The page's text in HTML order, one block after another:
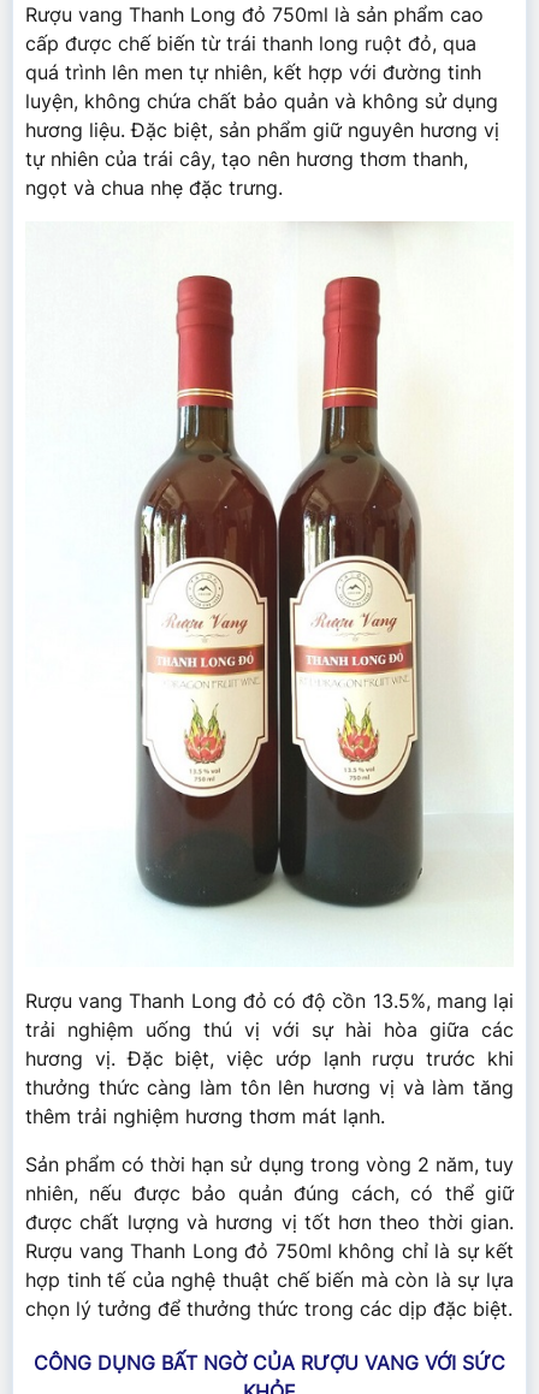
Rượu vang Thanh Long đỏ 750ml là sản phẩm cao
cấp được chế biến từ trái thanh long ruột đỏ, qua
quá trình lên men tự nhiên, kết hợp với đường tinh
luyện, không chứa chất bảo quản và không sử dụng
hương liệu. Đặc biệt, sản phẩm giữ nguyên hương vị
tự nhiên của trái cây, tạo nên hương thơm thanh,
ngọt và chua nhẹ đặc trưng.
Rượu vang Thanh Long đỏ có độ cồn 13.5%, mang lại
trải nghiệm uống thú vị với sự hài hòa giữa các
hương vị. Đặc biệt, việc ướp lạnh rượu trước khi
thưởng thức càng làm tôn lên hương vị và làm tăng
thêm trải nghiệm hương thơm mát lạnh.
Sản phẩm có thời hạn sử dụng trong vòng 2 năm, tuy
nhiên, nếu được bảo quản đúng cách, có thể giữ
được chất lượng và hương vị tốt hơn theo thời gian.
Rượu vang Thanh Long đỏ 750ml không chỉ là sự kết
hợp tinh tế của nghệ thuật chế biến mà còn là sự lựa
chọn lý tưởng để thưởng thức trong các dịp đặc biệt.
CÔNG DỤNG BẤT NGỜ CỦA RƯỢU VANG VỚI SỨC